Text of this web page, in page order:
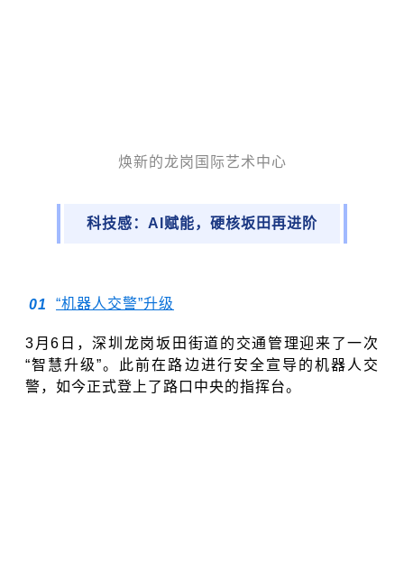
焕新的龙岗国际艺术中心
科技感：AI赋能，硬核坂田再进阶
01 “机器人交警”升级
3月6日，深圳龙岗坂田街道的交通管理迎来了一次
“智慧升级”。此前在路边进行安全宣导的机器人交
警，如今正式登上了路口中央的指挥台。